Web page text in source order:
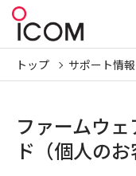
トップ サポート情報
ファームウ
ド（個人のお